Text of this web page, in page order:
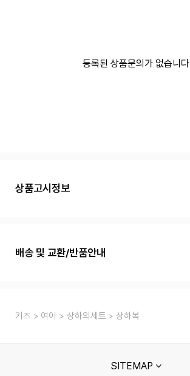
등록된 상품문의가 없습니다
상품고시정보
배송 및 교환/반품안내
키즈 여아 상하의세트 상하복
SITEMAP